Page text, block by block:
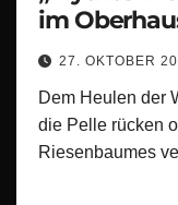
im
27. OKTOBER
Dem Heulen der
die Pelle rücken
Riesenbaumes